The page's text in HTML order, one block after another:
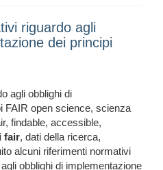
riguardo agli
dei principi
agli obblighi di
FAIR open science, scienza
findable, accessible,
fair, dati della ricerca,
alcuni riferimenti normativi
obblighi di implementazione